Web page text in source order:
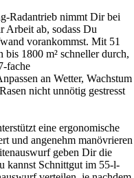
Radantrieb nimmt Dir bei
Arbeit ab, sodass Du
vorankommst. Mit 51
1800 m² schneller durch,
fache
an Wetter, Wachstum
nicht unnötig gestresst
eine ergonomische
und angenehm manövrieren
geben Dir die
kannst Schnittgut im 55-l-